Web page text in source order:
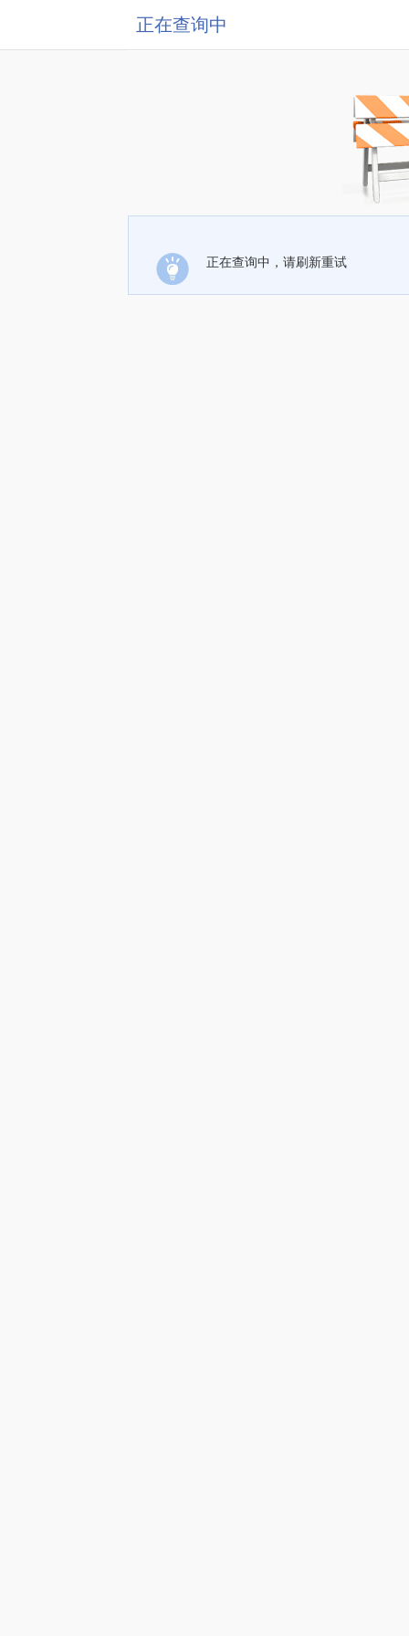
正在查询中
正在查询中，请刷新重试